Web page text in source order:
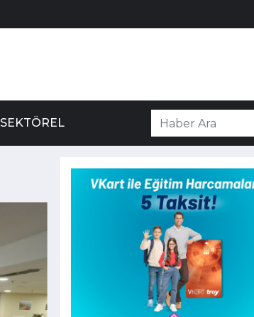
SEKTÖREL